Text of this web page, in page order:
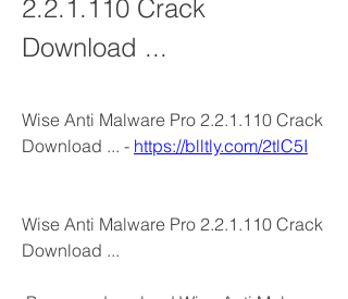
2.2.1.110 Crack
Download ...
Wise Anti Malware Pro 2.2.1.110 Crack
Download ... - https://blltly.com/2tlC5I
Wise Anti Malware Pro 2.2.1.110 Crack
Download ...